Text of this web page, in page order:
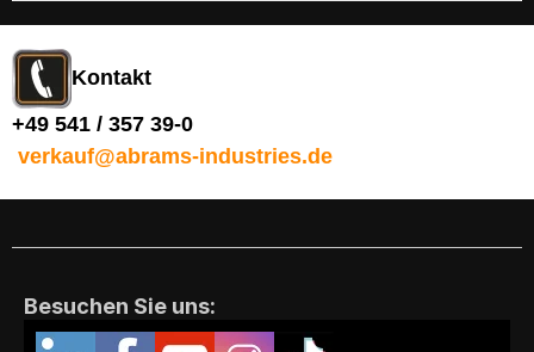
Kontakt
+49 541 / 357 39-0
verkauf@abrams-industries.de
Besuchen Sie uns: